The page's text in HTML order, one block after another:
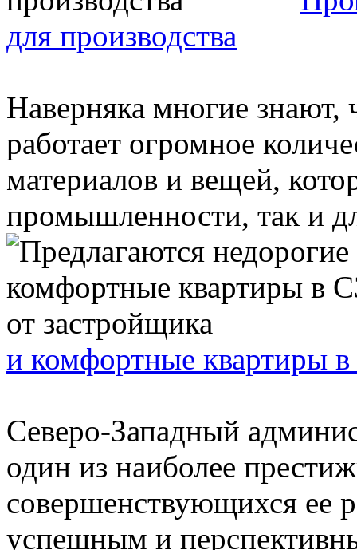
для производства
Наверняка многие
работает огромное
материалов и вещей,
промышленности, так и
и комфортные квартиры
Северо-Западный
один из наиболее
совершенствующихся ее
успешным и